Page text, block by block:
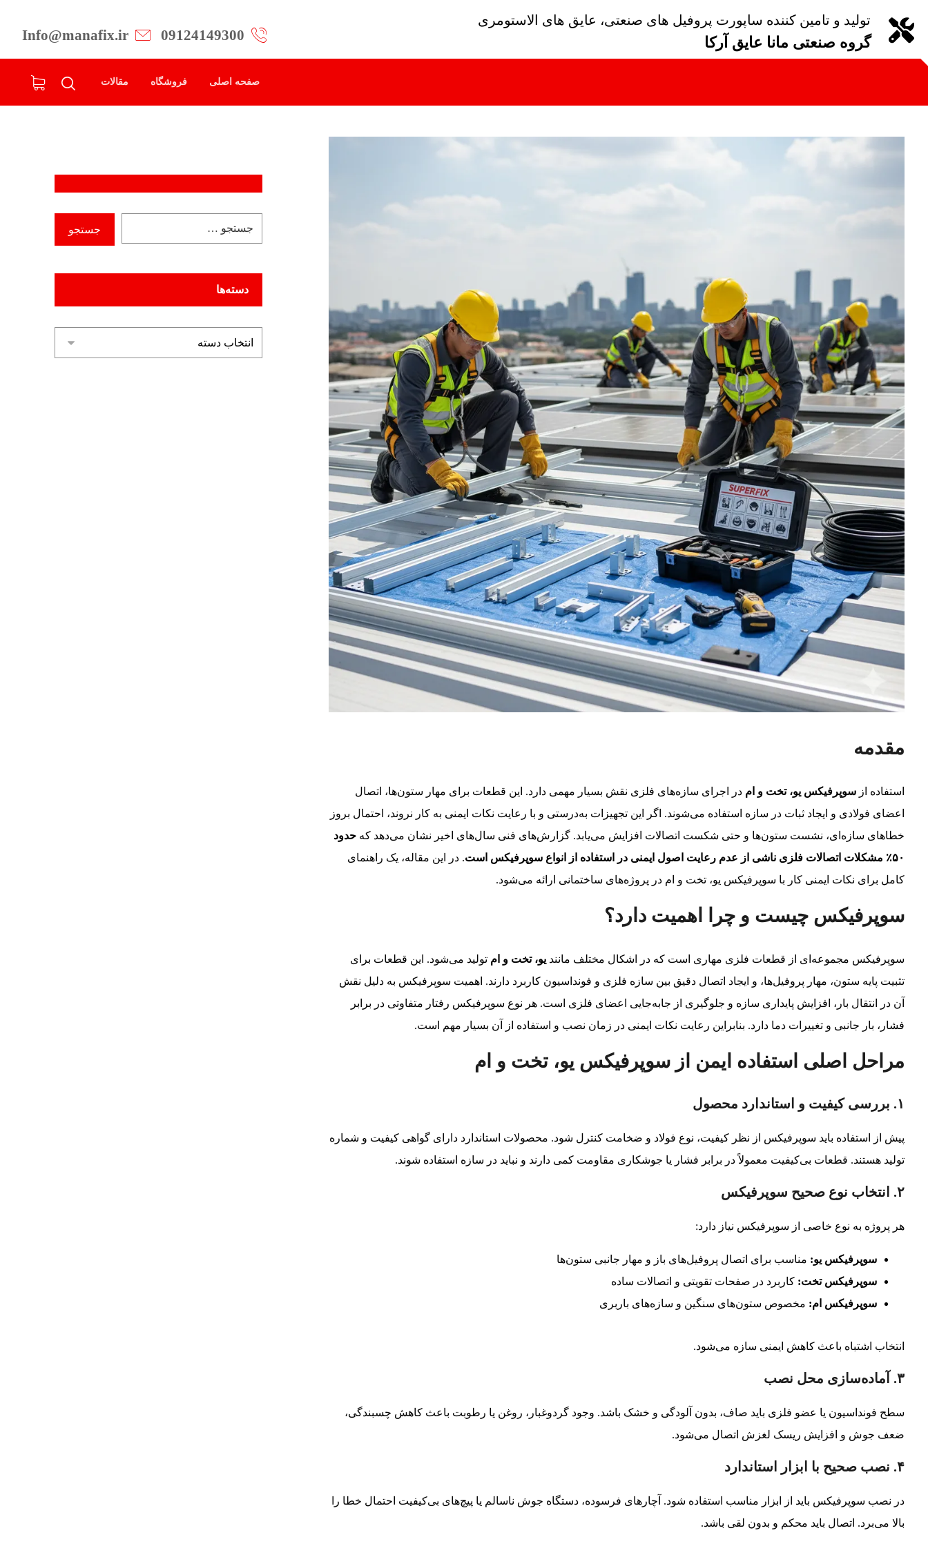
تولید و تامین کننده ساپورت پروفیل های صنعتی، عایق های الاستومری
گروه صنعتی مانا عایق آرکا Info@manafix.ir 09124149300
صفحه اصلی فروشگاه مقالات
مقدمه
استفاده از سوپرفیکس یو، تخت و ام در اجرای سازه‌های فلزی نقش بسیار مهمی دارد. این قطعات برای مهار ستون‌ها، اتصال
اعضای فولادی و ایجاد ثبات در سازه استفاده می‌شوند. اگر این تجهیزات به‌درستی و با رعایت نکات ایمنی به کار نروند، احتمال بروز
خطاهای سازه‌ای، نشست ستون‌ها و حتی شکست اتصالات افزایش می‌یابد. گزارش‌های فنی سال‌های اخیر نشان می‌دهد که حدود
۵۰٪ مشکلات اتصالات فلزی ناشی از عدم رعایت اصول ایمنی در استفاده از انواع سوپرفیکس است
. در این مقاله، یک راهنمای
کامل برای نکات ایمنی کار با سوپرفیکس یو، تخت و ام در پروژه‌های ساختمانی ارائه می‌شود.
سوپرفیکس چیست و چرا اهمیت دارد؟
سوپرفیکس مجموعه‌ای از قطعات فلزی مهاری است که در اشکال مختلف مانند یو، تخت و ام تولید می‌شود. این قطعات برای
تثبیت پایه ستون، مهار پروفیل‌ها، و ایجاد اتصال دقیق بین سازه فلزی و فونداسیون کاربرد دارند. اهمیت سوپرفیکس به دلیل نقش
آن در انتقال بار، افزایش پایداری سازه و جلوگیری از جابه‌جایی اعضای فلزی است. هر نوع سوپرفیکس رفتار متفاوتی در برابر
فشار، بار جانبی و تغییرات دما دارد. بنابراین رعایت نکات ایمنی در زمان نصب و استفاده از آن بسیار مهم است.
مراحل اصلی استفاده ایمن از سوپرفیکس یو، تخت و ام
۱. بررسی کیفیت و استاندارد محصول
پیش از استفاده باید سوپرفیکس از نظر کیفیت، نوع فولاد و ضخامت کنترل شود. محصولات استاندارد دارای گواهی کیفیت و شماره
تولید هستند. قطعات بی‌کیفیت معمولاً در برابر فشار یا جوشکاری مقاومت کمی دارند و نباید در سازه استفاده شوند.
۲. انتخاب نوع صحیح سوپرفیکس
هر پروژه به نوع خاصی از سوپرفیکس نیاز دارد:
سوپرفیکس یو: مناسب برای اتصال پروفیل‌های باز و مهار جانبی ستون‌ها
سوپرفیکس تخت: کاربرد در صفحات تقویتی و اتصالات ساده
سوپرفیکس ام: مخصوص ستون‌های سنگین و سازه‌های باربری
انتخاب اشتباه باعث کاهش ایمنی سازه می‌شود.
۳. آماده‌سازی محل نصب
سطح فونداسیون یا عضو فلزی باید صاف، بدون آلودگی و خشک باشد. وجود گردوغبار، روغن یا رطوبت باعث کاهش چسبندگی،
ضعف جوش و افزایش ریسک لغزش اتصال می‌شود.
۴. نصب صحیح با ابزار استاندارد
در نصب سوپرفیکس باید از ابزار مناسب استفاده شود. آچارهای فرسوده، دستگاه جوش ناسالم یا پیچ‌های بی‌کیفیت احتمال خطا را
بالا می‌برد. اتصال باید محکم و بدون لقی باشد.
دسته‌ها